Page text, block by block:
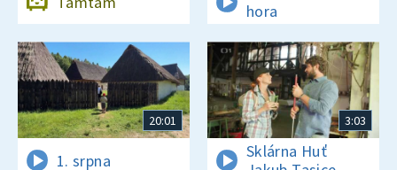
hora
20:01
1. srpna
3:03
Sklárna Huť